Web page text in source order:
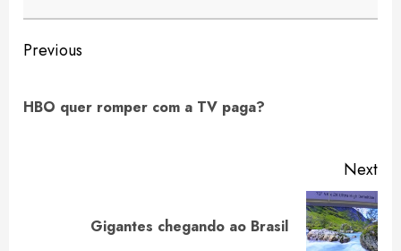
Continue
Previous
HBO quer romper com a TV paga?
Next
Gigantes chegando ao Brasil